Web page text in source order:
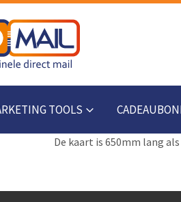
TOOLS
De kaart is 650mm lang